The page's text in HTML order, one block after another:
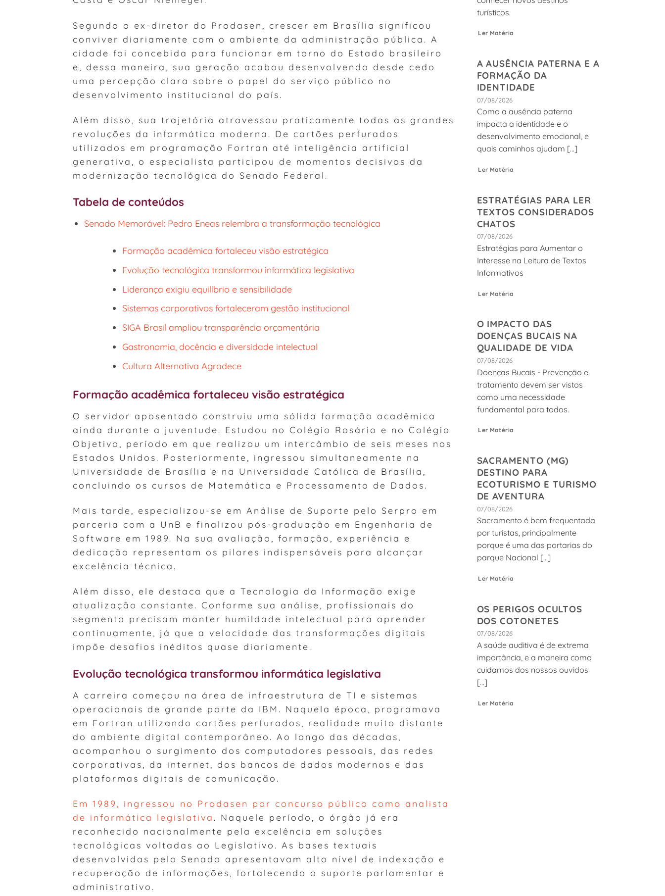
Segundo o ex-diretor do Prodasen, crescer em Brasília significou
conviver diariamente com o ambiente da administração pública. A
cidade foi concebida para funcionar em torno do Estado brasileiro
e, dessa maneira, sua geração acabou desenvolvendo desde cedo
uma percepção clara sobre o papel do serviço público no
desenvolvimento institucional do país.
Além disso, sua trajetória atravessou praticamente todas as grandes
revoluções da informática moderna. De cartões perfurados
utilizados em programação Fortran até inteligência artificial
generativa, o especialista participou de momentos decisivos da
modernização tecnológica do Senado Federal.
Tabela de conteúdos
Senado Memorável: Pedro Eneas relembra a transformação tecnológica
Formação acadêmica fortaleceu visão estratégica
Evolução tecnológica transformou informática legislativa
Liderança exigiu equilíbrio e sensibilidade
Sistemas corporativos fortaleceram gestão institucional
SIGA Brasil ampliou transparência orçamentária
Gastronomia, docência e diversidade intelectual
Cultura Alternativa Agradece
Formação acadêmica fortaleceu visão estratégica
O servidor aposentado construiu uma sólida formação acadêmica
ainda durante a juventude. Estudou no Colégio Rosário e no Colégio
Objetivo, período em que realizou um intercâmbio de seis meses nos
Estados Unidos. Posteriormente, ingressou simultaneamente na
Universidade de Brasília e na Universidade Católica de Brasília,
concluindo os cursos de Matemática e Processamento de Dados.
Mais tarde, especializou-se em Análise de Suporte pelo Serpro em
parceria com a UnB e finalizou pós-graduação em Engenharia de
Software em 1989. Na sua avaliação, formação, experiência e
dedicação representam os pilares indispensáveis para alcançar
excelência técnica.
Além disso, ele destaca que a Tecnologia da Informação exige
atualização constante. Conforme sua análise, profissionais do
segmento precisam manter humildade intelectual para aprender
continuamente, já que a velocidade das transformações digitais
impõe desafios inéditos quase diariamente.
Evolução tecnológica transformou informática legislativa
A carreira começou na área de infraestrutura de TI e sistemas
operacionais de grande porte da IBM. Naquela época, programava
em Fortran utilizando cartões perfurados, realidade muito distante
do ambiente digital contemporâneo. Ao longo das décadas,
acompanhou o surgimento dos computadores pessoais, das redes
corporativas, da internet, dos bancos de dados modernos e das
plataformas digitais de comunicação.
Em 1989, ingressou no Prodasen por concurso público como analista
de informática legislativa . Naquele período, o órgão já era
reconhecido nacionalmente pela excelência em soluções
tecnológicas voltadas ao Legislativo. As bases textuais
desenvolvidas pelo Senado apresentavam alto nível de indexação e
recuperação de informações, fortalecendo o suporte parlamentar e
administrativo.
turísticos.
Ler Matéria
A AUSÊNCIA PATERNA E A
FORMAÇÃO DA
IDENTIDADE
07/08/2026
Como a ausência paterna
impacta a identidade e o
desenvolvimento emocional, e
quais caminhos ajudam [...]
Ler Matéria
ESTRATÉGIAS PARA LER
TEXTOS CONSIDERADOS
CHATOS
07/08/2026
Estratégias para Aumentar o
Interesse na Leitura de Textos
Informativos
Ler Matéria
O IMPACTO DAS
DOENÇAS BUCAIS NA
QUALIDADE DE VIDA
07/08/2026
Doenças Bucais - Prevenção e
tratamento devem ser vistos
como uma necessidade
fundamental para todos.
Ler Matéria
SACRAMENTO (MG)
DESTINO PARA
ECOTURISMO E TURISMO
DE AVENTURA
07/08/2026
Sacramento é bem frequentada
por turistas, principalmente
porque é uma das portarias do
parque Nacional [...]
Ler Matéria
OS PERIGOS OCULTOS
DOS COTONETES
07/08/2026
A saúde auditiva é de extrema
importância, e a maneira como
cuidamos dos nossos ouvidos
[...]
Ler Matéria